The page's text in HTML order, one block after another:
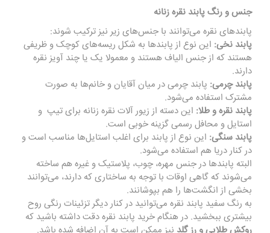
جنس و رنگ پابند نقره زنانه
پابندهای نقره می‌توانند با جنس‌های زیر نیز ترکیب شوند:
پابند نخی: این نوع از پابندها به شکل ریسه‌های کوچک و ظریفی
هستند که از جنس الیاف هستند و معمولا یک یا چند آویز نقره
دارند.
پابند چرمی: پابند چرمی در میان آقایان و خانم‌ها به صورت
مشترک استفاده می‌شود.
پابند نقره و طلا: این دسته از زیور آلات نقره زنانه برای تیپ و
استایل و محافل رسمی گزینه خوبی است.
پابند سنگی: این نوع از پابند برای اغلب استایل‌ها مناسب است و
در کنار دریا هم استفاده می‌شود.
البته پابندها در جنس مهره، چوب، پلاستیک و غیره هم ساخته
می‌شوند که گاهی اوقات با توجه به ساختاری که دارند، می‌توانند
بخشی از انگشت‌ها را هم بپوشانند.
به رنگ سفید پابند نقره می‌توانید در کنار دیگر تزئینات رنگی روح
بیشتری ببخشید. در هنگام خرید پابند نقره دقت داشته باشید که